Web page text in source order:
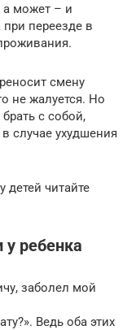
а может – и
переезде в
смену
не жалуется. Но
с собой,
случае ухудшения
детей читайте
ребенка
заболел мой
Ведь оба этих